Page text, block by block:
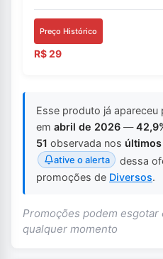
Preço Histórico
R$ 29
Esse produto já apareceu
em abril de 2026 —
51 observada nos
ative o alerta
dessa
promoções de Diversos.
Promoções podem
qualquer momento